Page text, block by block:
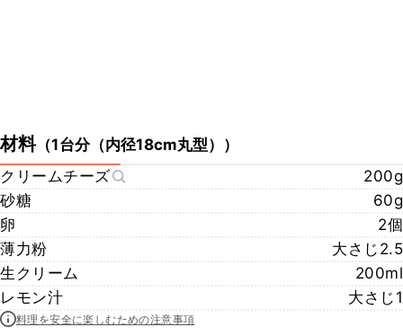
材料（1台分（内径18cm丸型） ）
クリームチーズ
200g
砂糖
60g
卵
2個
薄力粉
大さじ2.5
生クリーム
200ml
レモン汁
大さじ1
料理を安全に楽しむための注意事項